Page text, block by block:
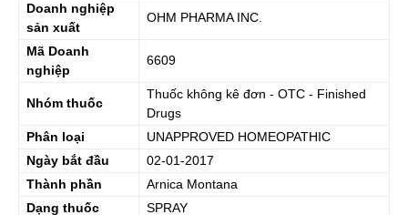
Doanh nghiệp
sản xuất
OHM PHARMA INC.
Mã Doanh
nghiệp
6609
Nhóm thuốc
Thuốc không kê đơn - OTC - Finished
Drugs
Phân loại
UNAPPROVED HOMEOPATHIC
Ngày bắt đầu
02-01-2017
Thành phần
Arnica Montana
Dạng thuốc
SPRAY